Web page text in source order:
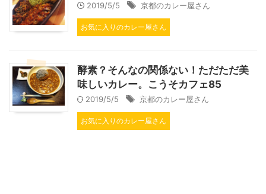
2019/5/5 京都のカレー屋さん
お気に入りのカレー屋さん
酵素？そんなの関係ない！ただただ美
味しいカレー。こうそカフェ85
2019/5/5 京都のカレー屋さん
お気に入りのカレー屋さん